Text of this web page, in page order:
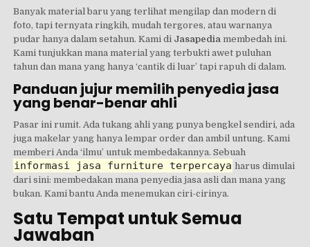
Banyak material baru yang terlihat mengilap dan modern di
foto, tapi ternyata ringkih, mudah tergores, atau warnanya
pudar hanya dalam setahun. Kami di Jasapedia membedah ini.
Kami tunjukkan mana material yang terbukti awet puluhan
tahun dan mana yang hanya ‘cantik di luar’ tapi rapuh di dalam.
Panduan jujur memilih penyedia jasa
yang benar-benar ahli
Pasar ini rumit. Ada tukang ahli yang punya bengkel sendiri, ada
juga makelar yang hanya lempar order dan ambil untung. Kami
memberi Anda ‘ilmu’ untuk membedakannya. Sebuah
informasi jasa furniture terpercaya harus dimulai
dari sini: membedakan mana penyedia jasa asli dan mana yang
bukan. Kami bantu Anda menemukan ciri-cirinya.
Satu Tempat untuk Semua
Jawaban